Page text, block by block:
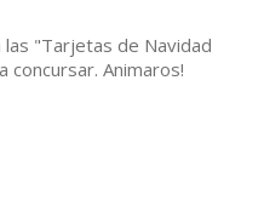
"Tarjetas de Navidad
concursar. Animaros!